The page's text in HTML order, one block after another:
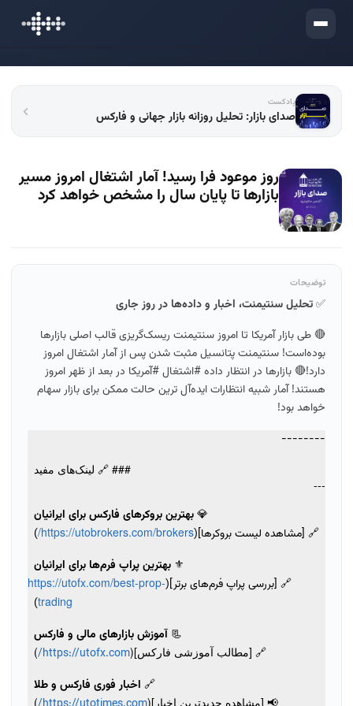
ورود
پادکست
صدای بازار: تحلیل روزانه بازار جهانی و فارکس
روز موعود فرا رسید! آمار اشتغال امروز مسیر
بازارها تا پایان سال را مشخص خواهد کرد
توضیحات
✅تحلیل سنتیمنت، اخبار و داده‌ها در روز جاری
🔴 طی بازار آمریکا تا امروز سنتیمنت ریسک‌گریزی قالب اصلی بازارها
بوده‌است! سنتیمنت پتانسیل مثبت شدن پس از آمار اشتغال امروز
دارد!🔴 بازارها در انتظار داده #اشتغال #آمریکا در بعد از ظهر امروز
هستند! آمار شبیه انتظارات ایده‌آل ترین حالت ممکن برای بازار سهام
خواهد بود!
--------
### 🔗 لینک‌های مفید
---
💎 بهترین بروکرهای فارکس برای ایرانیان
🔗 [مشاهده لیست بروکرها](https://utobrokers.com/brokers/
)
⚜️ بهترین پراپ فرم‌ها برای ایرانیان
🔗 [بررسی پراپ فرم‌های برتر](https://utofx.com/best-prop-
trading
)
📃 آموزش بازارهای مالی و فارکس
🔗 [مطالب آموزشی فارکس](https://utofx.com/
)
🔗 اخبار فوری فارکس و طلا
📢 [مشاهده جدیدترین اخبار]( )